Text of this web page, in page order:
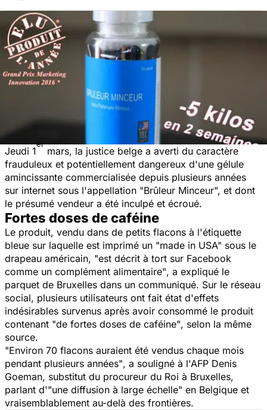
Jeudi 1
er
mars, la justice belge a averti du caractère
frauduleux et potentiellement dangereux d'une gélule
amincissante commercialisée depuis plusieurs années
sur internet sous l'appellation "Brûleur Minceur", et dont
le présumé vendeur a été inculpé et écroué.
Fortes doses de caféine
Le produit, vendu dans de petits flacons à l'étiquette
bleue sur laquelle est imprimé un "made in USA" sous le
drapeau américain, "est décrit à tort sur Facebook
comme un complément alimentaire", a expliqué le
parquet de Bruxelles dans un communiqué. Sur le réseau
social, plusieurs utilisateurs ont fait état d'effets
indésirables survenus après avoir consommé le produit
contenant "de fortes doses de caféine", selon la même
source.
"Environ 70 flacons auraient été vendus chaque mois
pendant plusieurs années", a souligné à l'AFP Denis
Goeman, substitut du procureur du Roi à Bruxelles,
parlant d'"une diffusion à large échelle" en Belgique et
vraisemblablement au-delà des frontières.